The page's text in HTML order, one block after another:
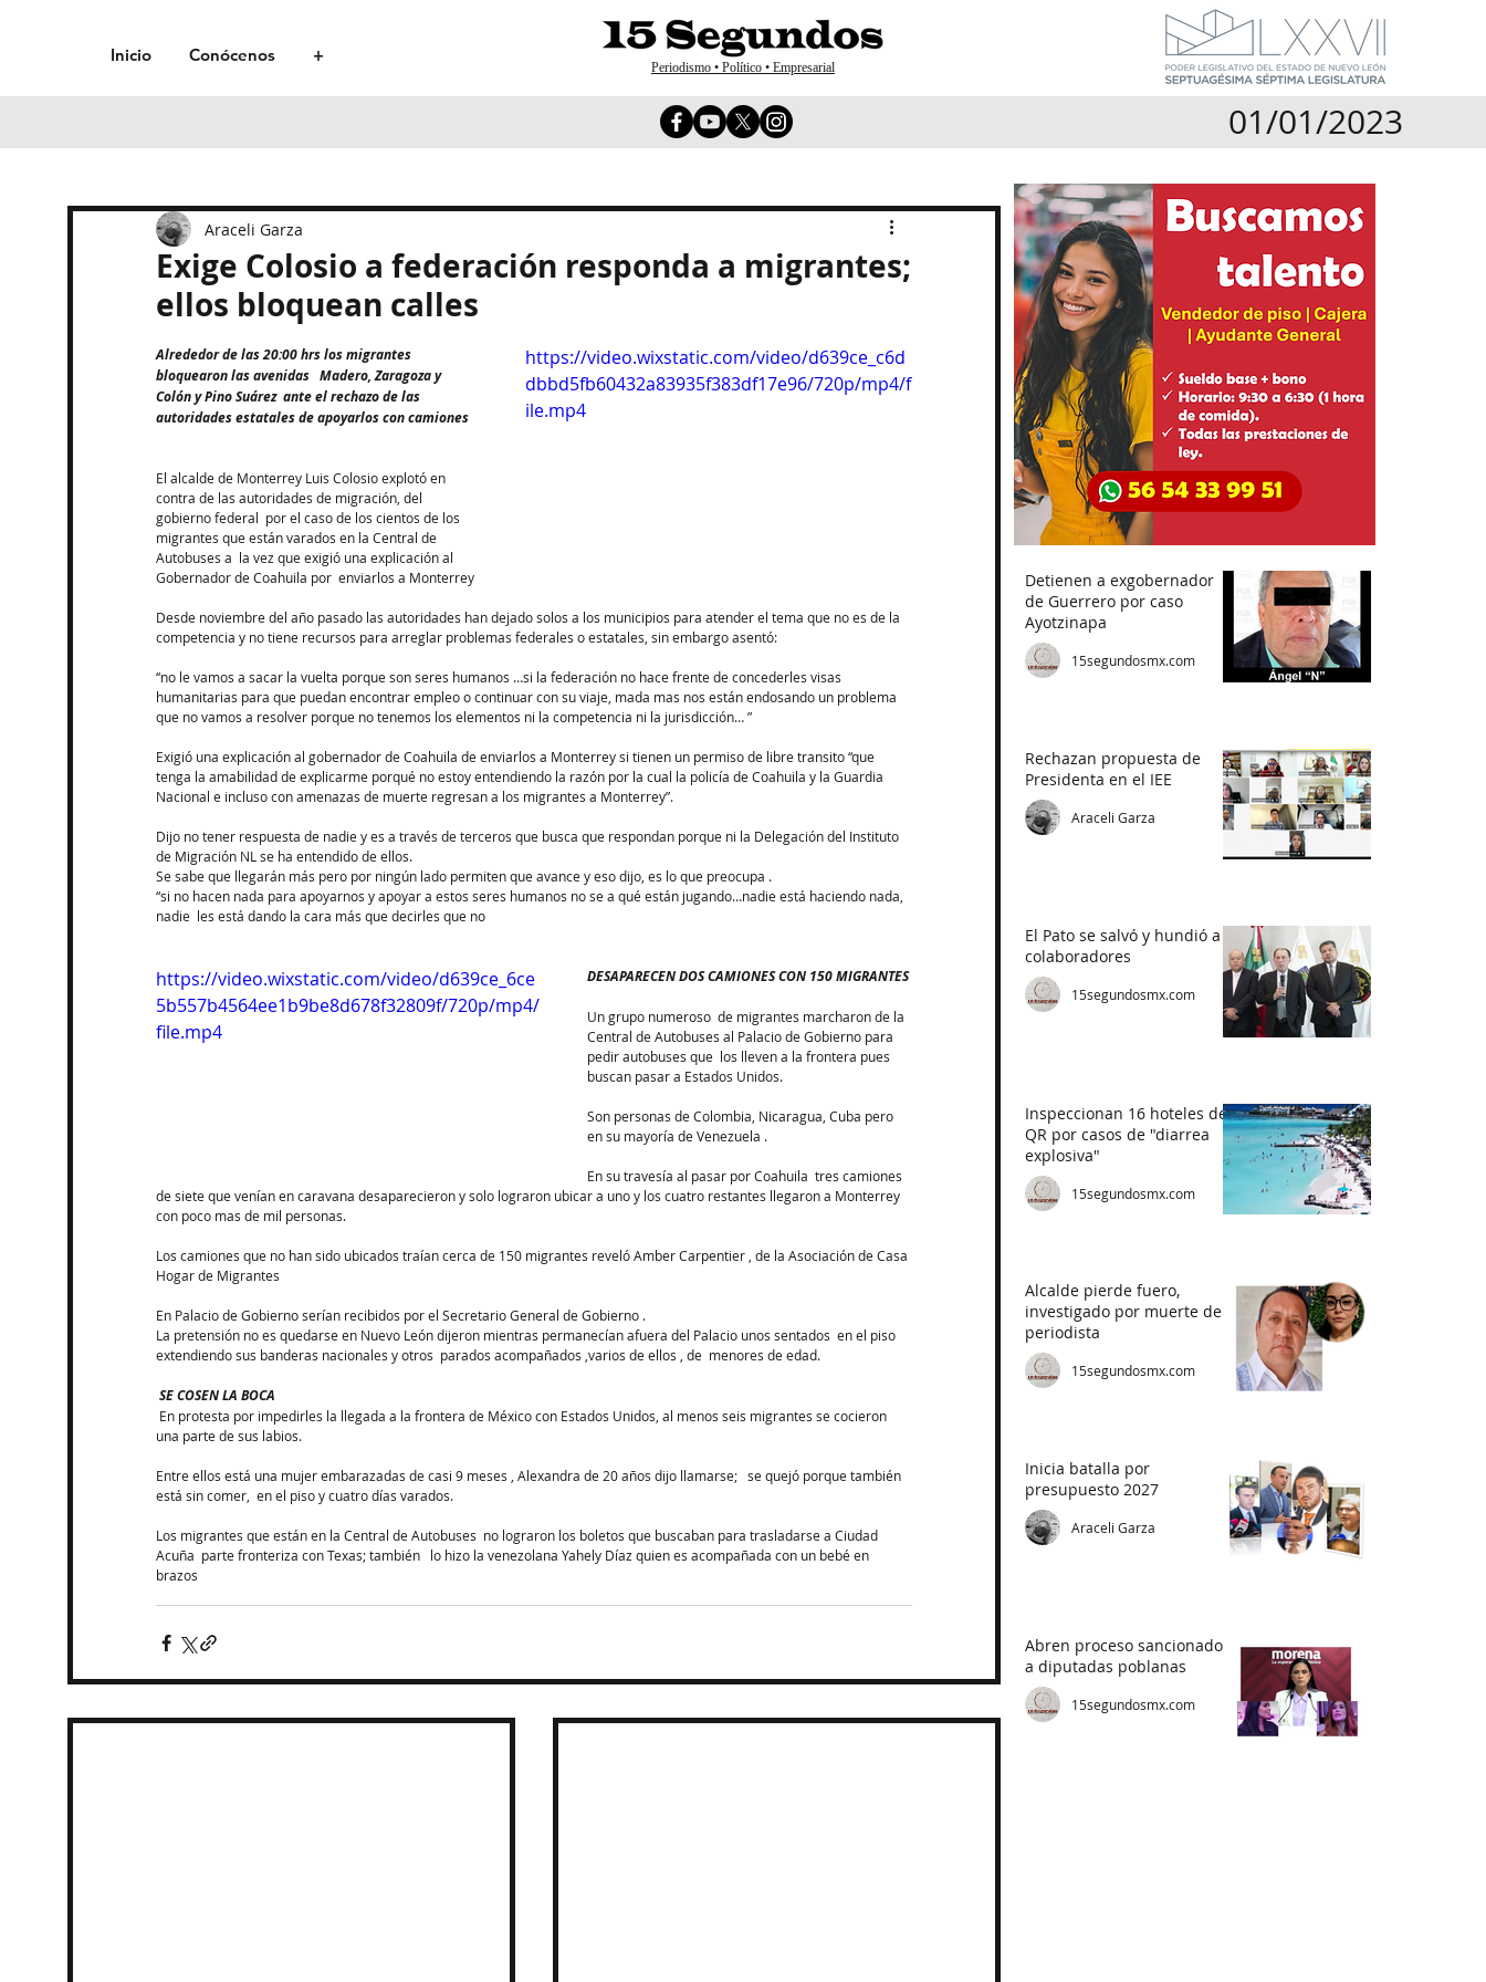
Inicio Conócenos +
Periodismo • Político • Empresarial
01/01/2023
Exige Colosio a federación responda a migrantes;
ellos bloquean calles
Araceli Garza
https://video.wixstatic.com/video/d639ce_c6d
dbbd5fb60432a83935f383df17e96/720p/mp4/f
ile.mp4
Alrededor de las 20:00 hrs los migrantes
bloquearon las avenidas   Madero, Zaragoza y
Colón y Pino Suárez  ante el rechazo de las
autoridades estatales de apoyarlos con camiones
El alcalde de Monterrey Luis Colosio explotó en
contra de las autoridades de migración, del
gobierno federal  por el caso de los cientos de los
migrantes que están varados en la Central de
Autobuses a  la vez que exigió una explicación al
Gobernador de Coahuila por  enviarlos a Monterrey
Desde noviembre del año pasado las autoridades han dejado solos a los municipios para atender el tema que no es de la
competencia y no tiene recursos para arreglar problemas federales o estatales, sin embargo asentó:
“no le vamos a sacar la vuelta porque son seres humanos …si la federación no hace frente de concederles visas
humanitarias para que puedan encontrar empleo o continuar con su viaje, mada mas nos están endosando un problema
que no vamos a resolver porque no tenemos los elementos ni la competencia ni la jurisdicción… ”
Exigió una explicación al gobernador de Coahuila de enviarlos a Monterrey si tienen un permiso de libre transito “que
tenga la amabilidad de explicarme porqué no estoy entendiendo la razón por la cual la policía de Coahuila y la Guardia
Nacional e incluso con amenazas de muerte regresan a los migrantes a Monterrey”.
Dijo no tener respuesta de nadie y es a través de terceros que busca que respondan porque ni la Delegación del Instituto
de Migración NL se ha entendido de ellos.
Se sabe que llegarán más pero por ningún lado permiten que avance y eso dijo, es lo que preocupa .
“si no hacen nada para apoyarnos y apoyar a estos seres humanos no se a qué están jugando…nadie está haciendo nada,
nadie  les está dando la cara más que decirles que no
https://video.wixstatic.com/video/d639ce_6ce
5b557b4564ee1b9be8d678f32809f/720p/mp4/
file.mp4
DESAPARECEN DOS CAMIONES CON 150 MIGRANTES
Un grupo numeroso  de migrantes marcharon de la
Central de Autobuses al Palacio de Gobierno para
pedir autobuses que  los lleven a la frontera pues
buscan pasar a Estados Unidos.
Son personas de Colombia, Nicaragua, Cuba pero
en su mayoría de Venezuela .
En su travesía al pasar por Coahuila  tres camiones
de siete que venían en caravana desaparecieron y solo lograron ubicar a uno y los cuatro restantes llegaron a Monterrey
con poco mas de mil personas.
Los camiones que no han sido ubicados traían cerca de 150 migrantes reveló Amber Carpentier , de la Asociación de Casa
Hogar de Migrantes
En Palacio de Gobierno serían recibidos por el Secretario General de Gobierno .
La pretensión no es quedarse en Nuevo León dijeron mientras permanecían afuera del Palacio unos sentados  en el piso
extendiendo sus banderas nacionales y otros  parados acompañados ,varios de ellos , de  menores de edad.
SE COSEN LA BOCA
una parte de sus labios.
Entre ellos está una mujer embarazadas de casi 9 meses , Alexandra de 20 años dijo llamarse;   se quejó porque también
está sin comer,  en el piso y cuatro días varados.
Los migrantes que están en la Central de Autobuses  no lograron los boletos que buscaban para trasladarse a Ciudad
Acuña  parte fronteriza con Texas; también   lo hizo la venezolana Yahely Díaz quien es acompañada con un bebé en
brazos
Detienen a exgobernador
de Guerrero por caso
Ayotzinapa
15segundosmx.com
Rechazan propuesta de
Presidenta en el IEE
Araceli Garza
El Pato se salvó y hundió a
colaboradores
15segundosmx.com
Inspeccionan 16 hoteles de
QR por casos de "diarrea
explosiva"
15segundosmx.com
Alcalde pierde fuero,
investigado por muerte de
periodista
15segundosmx.com
Inicia batalla por
presupuesto 2027
Araceli Garza
Abren proceso sancionador
a diputadas poblanas
15segundosmx.com